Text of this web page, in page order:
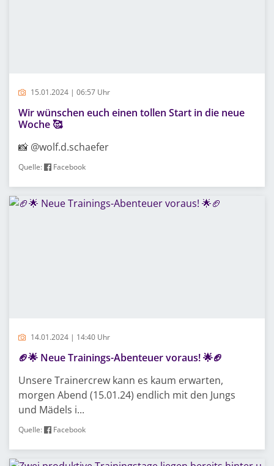
15.01.2024 | 06:57 Uhr
Wir wünschen euch einen tollen Start in die neue
Woche 🥰
📸 @wolf.d.schaefer
Quelle: Facebook
14.01.2024 | 14:40 Uhr
🏈🌟 Neue Trainings-Abenteuer voraus! 🌟🏈
Unsere Trainercrew kann es kaum erwarten,
morgen Abend (15.01.24) endlich mit den Jungs
und Mädels i...
Quelle: Facebook